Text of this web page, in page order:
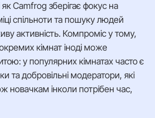
як Camfrog зберігає фокус на
спільноти та пошуку людей
активність. Компроміс у тому,
кімнат іноді може
у популярних кімнатах часто є
та добровільні модератори, які
новачкам інколи потрібен час,